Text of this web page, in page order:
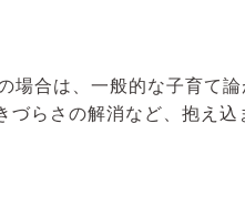
場合は、 一般的な子育て
づらさの解消など、抱え込